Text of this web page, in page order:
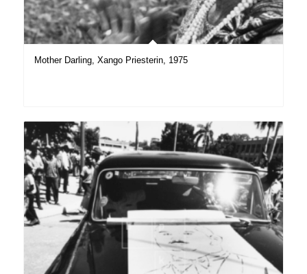
Mother Darling, Xango Priesterin, 1975